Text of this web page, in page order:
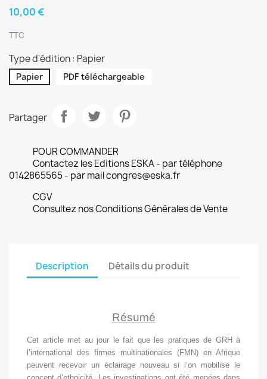
10,00 €
TTC
Type d'édition : Papier
Papier PDF téléchargeable
Partager
POUR COMMANDER
Contactez les Editions ESKA - par téléphone
0142865565 - par mail congres@eska.fr
CGV
Consultez nos Conditions Générales de Vente
Description Détails du produit
Résumé
Cet article met au jour le fait que les pratiques de GRH à
l’international des firmes multinationales (FMN) en Afrique
peuvent recevoir un éclairage nouveau si l’on mobilise le